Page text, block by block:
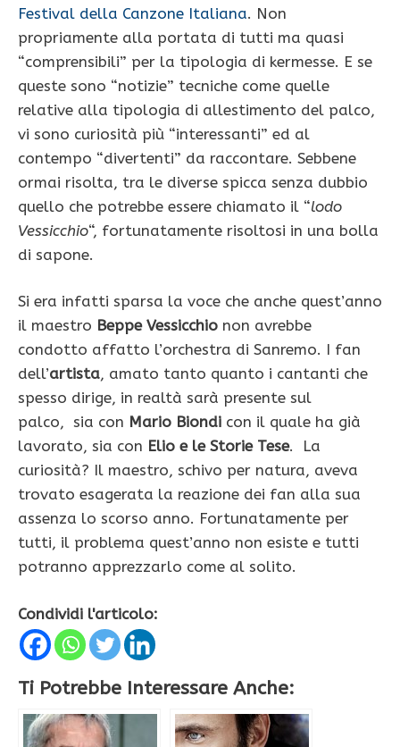
Festival della Canzone Italiana. Non
propriamente alla portata di tutti ma quasi
“comprensibili” per la tipologia di kermesse. E se
queste sono “notizie” tecniche come quelle
relative alla tipologia di allestimento del palco,
vi sono curiosità più “interessanti” ed al
contempo “divertenti” da raccontare. Sebbene
ormai risolta, tra le diverse spicca senza dubbio
quello che potrebbe essere chiamato il “lodo
Vessicchio“, fortunatamente risoltosi in una bolla
di sapone.
Si era infatti sparsa la voce che anche quest’anno
il maestro Beppe Vessicchio non avrebbe
condotto affatto l’orchestra di Sanremo. I fan
dell’artista, amato tanto quanto i cantanti che
spesso dirige, in realtà sarà presente sul
palco, sia con Mario Biondi con il quale ha già
lavorato, sia con Elio e le Storie Tese. La
curiosità? Il maestro, schivo per natura, aveva
trovato esagerata la reazione dei fan alla sua
assenza lo scorso anno. Fortunatamente per
tutti, il problema quest’anno non esiste e tutti
potranno apprezzarlo come al solito.
Condividi l'articolo:
Ti Potrebbe Interessare Anche: